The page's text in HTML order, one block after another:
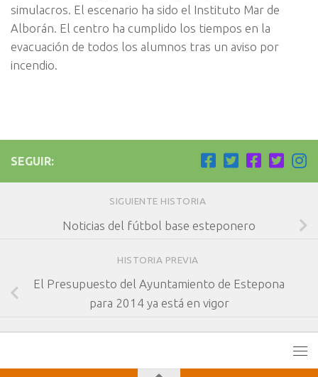
simulacros. El escenario ha sido el Instituto Mar de
Alborán. El centro ha cumplido los tiempos en la
evacuación de todos los alumnos tras un aviso por
incendio.
SEGUIR:
SIGUIENTE HISTORIA
Noticias del fútbol base esteponero
HISTORIA PREVIA
El Presupuesto del Ayuntamiento de Estepona
para 2014 ya está en vigor